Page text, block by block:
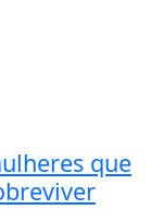
que